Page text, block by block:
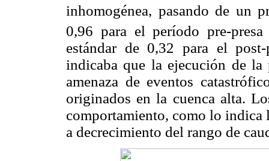
inhomogénea, pasando de un
0,96 para el período pre-
estándar de 0,32 para el
indicaba que la ejecución de la
amenaza de eventos
originados en la cuenca alta.
comportamiento, como lo
a decrecimiento del rango de